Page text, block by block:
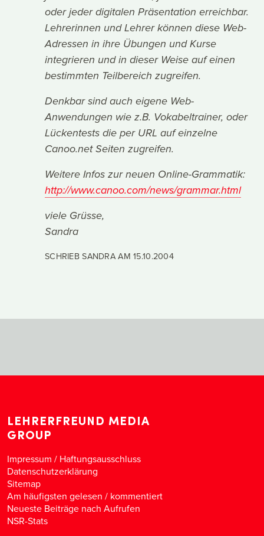
oder jeder digitalen Präsentation erreichbar.
Lehrerinnen und Lehrer können diese Web-
Adressen in ihre Übungen und Kurse
integrieren und in dieser Weise auf einen
bestimmten Teilbereich zugreifen.
Denkbar sind auch eigene Web-
Anwendungen wie z.B. Vokabeltrainer, oder
Lückentests die per URL auf einzelne
Canoo.net Seiten zugreifen.
Weitere Infos zur neuen Online-Grammatik:
http://www.canoo.com/news/grammar.html
viele Grüsse,
Sandra
SCHRIEB SANDRA AM15.10.2004
LEHRERFREUND MEDIA
GROUP
Impressum / Haftungsausschluss
Datenschutzerklärung
Sitemap
Am häufigsten gelesen / kommentiert
Neueste Beiträge nach Aufrufen
NSR-Stats